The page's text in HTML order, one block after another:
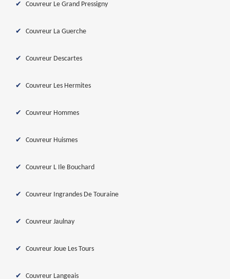
Couvreur Le Grand Pressigny
Couvreur La Guerche
Couvreur Descartes
Couvreur Les Hermites
Couvreur Hommes
Couvreur Huismes
Couvreur L Ile Bouchard
Couvreur Ingrandes De Touraine
Couvreur Jaulnay
Couvreur Joue Les Tours
Couvreur Langeais